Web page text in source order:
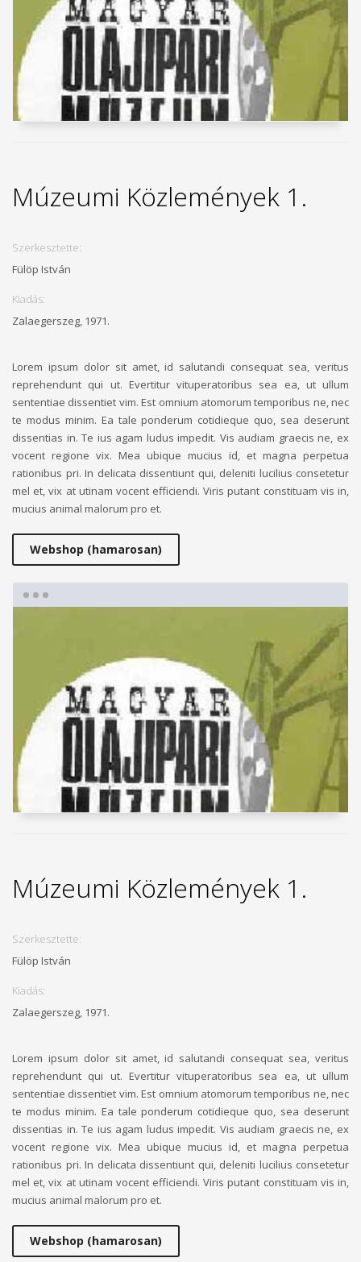
Múzeumi Közlemények 1.
Szerkesztette:
Fülöp István
Kiadás:
Zalaegerszeg, 1971.
Lorem ipsum dolor sit amet, id salutandi consequat sea, veritus
reprehendunt qui ut. Evertitur vituperatoribus sea ea, ut ullum
sententiae dissentiet vim. Est omnium atomorum temporibus ne, nec
te modus minim. Ea tale ponderum cotidieque quo, sea deserunt
dissentias in. Te ius agam ludus impedit. Vis audiam graecis ne, ex
vocent regione vix. Mea ubique mucius id, et magna perpetua
rationibus pri. In delicata dissentiunt qui, deleniti lucilius consetetur
mel et, vix at utinam vocent efficiendi. Viris putant constituam vis in,
mucius animal malorum pro et.
Webshop (hamarosan)
Múzeumi Közlemények 1.
Szerkesztette:
Fülöp István
Kiadás:
Zalaegerszeg, 1971.
Lorem ipsum dolor sit amet, id salutandi consequat sea, veritus
reprehendunt qui ut. Evertitur vituperatoribus sea ea, ut ullum
sententiae dissentiet vim. Est omnium atomorum temporibus ne, nec
te modus minim. Ea tale ponderum cotidieque quo, sea deserunt
dissentias in. Te ius agam ludus impedit. Vis audiam graecis ne, ex
vocent regione vix. Mea ubique mucius id, et magna perpetua
rationibus pri. In delicata dissentiunt qui, deleniti lucilius consetetur
mel et, vix at utinam vocent efficiendi. Viris putant constituam vis in,
mucius animal malorum pro et.
Webshop (hamarosan)